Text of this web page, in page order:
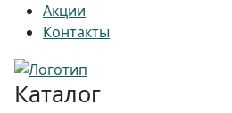
Акции
Контакты
Каталог